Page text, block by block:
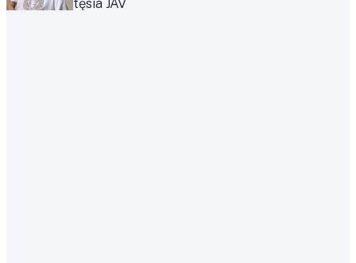
tęsia JAV